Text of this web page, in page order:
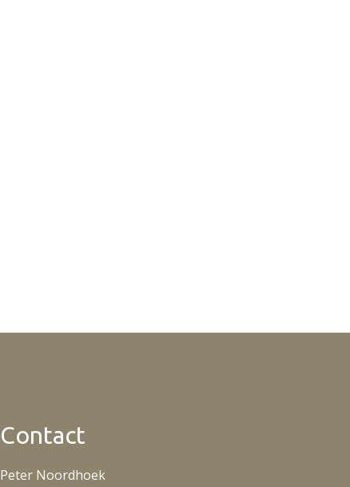
Contact
Peter Noordhoek